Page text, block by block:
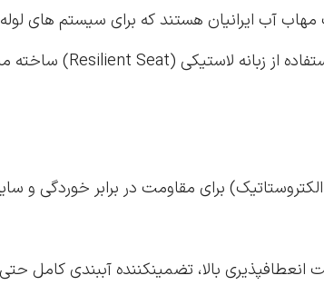
آب ایرانیان هستند که برای سیستم های
برای مقاومت در برابر خوردگی و